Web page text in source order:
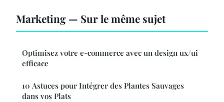
Marketing — Sur le même sujet
Optimisez votre e-commerce avec un design ux/ui
efficace
10 Astuces pour Intégrer des Plantes Sauvages
dans vos Plats